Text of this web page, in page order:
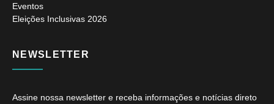
Eventos
Eleições Inclusivas 2026
NEWSLETTER
Assine nossa newsletter e receba informações e notícias direto